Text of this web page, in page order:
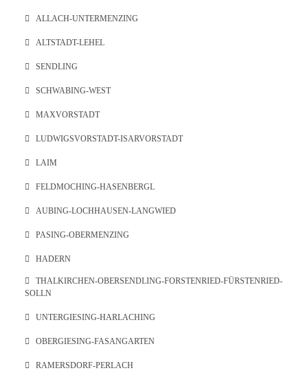
ALLACH-UNTERMENZING
ALTSTADT-LEHEL
SENDLING
SCHWABING-WEST
MAXVORSTADT
LUDWIGSVORSTADT-ISARVORSTADT
LAIM
FELDMOCHING-HASENBERGL
AUBING-LOCHHAUSEN-LANGWIED
PASING-OBERMENZING
HADERN
THALKIRCHEN-OBERSENDLING-FORSTENRIED-FÜRSTENRIED-
SOLLN
UNTERGIESING-HARLACHING
OBERGIESING-FASANGARTEN
RAMERSDORF-PERLACH